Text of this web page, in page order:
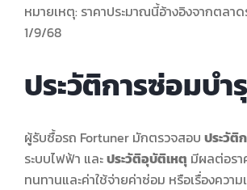
หมายเหตุ: ราคาประมาณนี้อ้างอิงจากตล
1/9/68
ประวัติการซ่อมบำ
ผู้รับซื้อรถ Fortuner มักตรวจสอบ ประวัติ
ระบบไฟฟ้า และประวัติอุบัติเหตุ มีผลต่อรา
ทนทานและค่าใช้จ่ายค่าซ่อม หรือเรื่องความ